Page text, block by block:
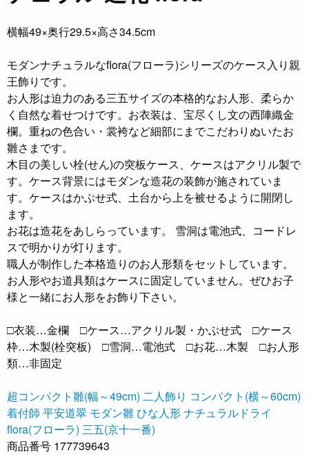
横幅49×奥行29.5×高さ34.5cm
モダンナチュラルなflora(フローラ)シリーズのケース入り親
王飾りです。
お人形は迫力のある三五サイズの本格的なお人形、柔らか
く自然な着せつけです。お衣装は、宝尽くし文の西陣織金
欄。重ねの色合い・裳袴など細部にまでこだわりぬいたお
雛さまです。
木目の美しい栓(せん)の突板ケース、ケースはアクリル製で
す。ケース背景にはモダンな造花の装飾が施されていま
す。ケースはかぶせ式、土台から上を被せるように開閉し
ます。
お花は造花をあしらっています。 雪洞は電池式、コードレ
スで明かりが灯ります。
職人が制作した本格造りのお人形類をセットしています。
お人形やお道具類はケースに固定していません。ぜひお子
様と一緒にお人形をお飾り下さい。
□衣装…金欄 □ケース…アクリル製・かぶせ式 □ケース
枠…木製(栓突板) □雪洞…電池式 □お花…木製 □お人形
類…非固定
超コンパクト雛(幅～49cm) 二人飾り コンパクト(横～60cm)
着付師 平安道翠 モダン雛ひな人形 ナチュラルドライ
flora(フローラ) 三五(京十一番)
商品番号 177739643